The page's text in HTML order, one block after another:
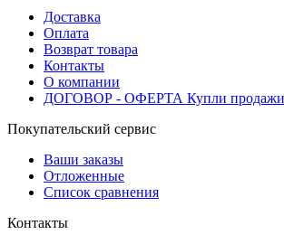
Доставка
Оплата
Возврат товара
Контакты
О компании
ДОГОВОР - ОФЕРТА Купли продажи
Покупательский сервис
Ваши заказы
Отложенные
Список сравнения
Контакты